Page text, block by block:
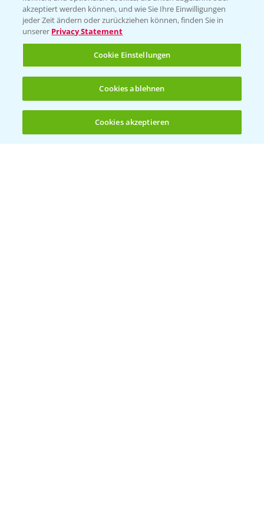
(noch 4)
Vegetables Deutschland
Infos
LINKS
Apps
Wetter Aktuell
akzeptiert werden können, und wie Sie Ihre Einwilligungen
jeder Zeit ändern oder zurückziehen können, finden Sie in
unserer Privacy Statement
Cookie Einstellungen
Cookies ablehnen
Cookies akzeptieren